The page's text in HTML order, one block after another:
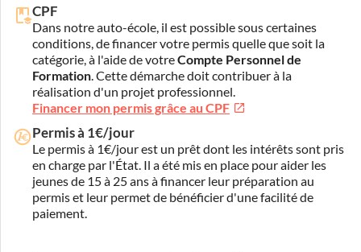
CPF
Dans notre auto-école, il est possible sous certaines
conditions, de financer votre permis quelle que soit la
catégorie, à l'aide de votreCompte Personnel de
Formation. Cette démarche doit contribuer à la
réalisation d'un projet professionnel.
Financer mon permis grâce au CPF
Permis à 1€/jour
Le permis à 1€/jour est un prêt dont les intérêts sont pris
en charge par l'État. Il a été mis en place pour aider les
jeunes de 15 à 25 ans à financer leur préparation au
permis et leur permet de bénéficier d'une facilité de
paiement.